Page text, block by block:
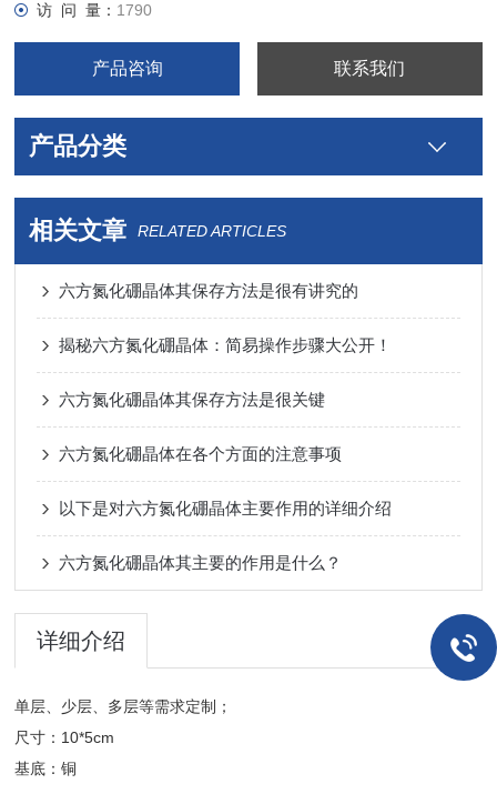
访 问 量： 1790
产品咨询 联系我们
产品分类
相关文章 RELATED ARTICLES
六方氮化硼晶体其保存方法是很有讲究的
揭秘六方氮化硼晶体：简易操作步骤大公开！
六方氮化硼晶体其保存方法是很关键
六方氮化硼晶体在各个方面的注意事项
以下是对六方氮化硼晶体主要作用的详细介绍
六方氮化硼晶体其主要的作用是什么？
详细介绍
单层、少层、多层等需求定制；
尺寸：10*5cm
基底：铜